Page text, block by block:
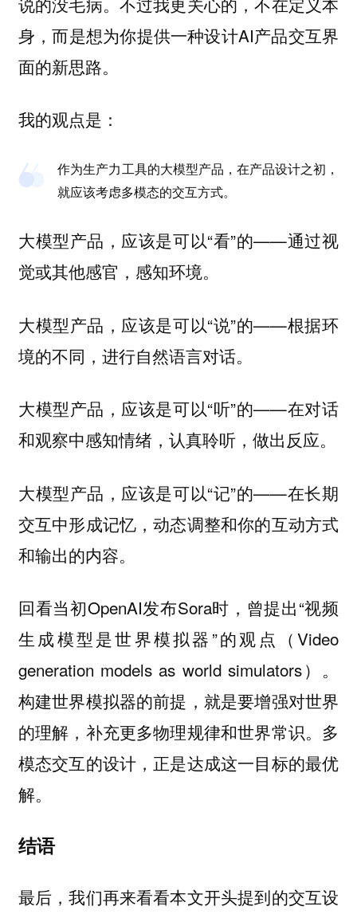
身，而是想为你提供一种设计AI产品交互界
面的新思路。
我的观点是：
作为生产力工具的大模型产品，在产品设计之初，
就应该考虑多模态的交互方式。
大模型产品，应该是可以“看”的——通过视
觉或其他感官，感知环境。
大模型产品，应该是可以“说”的——根据环
境的不同，进行自然语言对话。
大模型产品，应该是可以“听”的——在对话
和观察中感知情绪，认真聆听，做出反应。
大模型产品，应该是可以“记”的——在长期
交互中形成记忆，动态调整和你的互动方式
和输出的内容。
回看当初OpenAI发布Sora时，曾提出“视频
生成模型是世界模拟器 ”的观点（Video
generation models as world simulators）。
构建世界模拟器的前提，就是要增强对世界
的理解，补充更多物理规律和世界常识。多
模态交互的设计，正是达成这一目标的最优
解。
结语
最后，我们再来看看本文开头提到的交互设